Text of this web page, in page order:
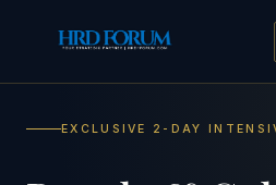
EXCLUSIVE 2-DAY